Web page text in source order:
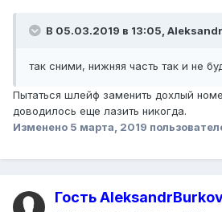
В 05.03.2019 в 13:05,
так сними, нижняя часть так и не
Пытаться шлейф заменить дохлый
доводилось еще лазить никогда.
Изменено 5 марта, 2019
Гость